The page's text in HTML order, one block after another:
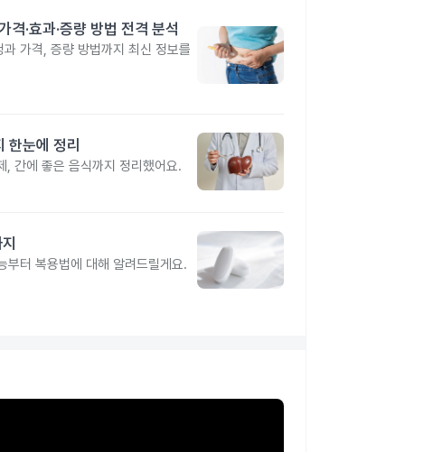
·효과·증량 방법 전격 분석
가격, 증량 방법까지 최신 정보를
한눈에 정리
, 간에 좋은 음식까지 정리했어요.
부터 복용법에 대해 알려드릴게요.